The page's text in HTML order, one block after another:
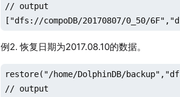
// output
["dfs://compoDB/20170807/0_50/
例2. 恢复日期为2017.08.10的数据。
restore("/home/DolphinDB/
// output